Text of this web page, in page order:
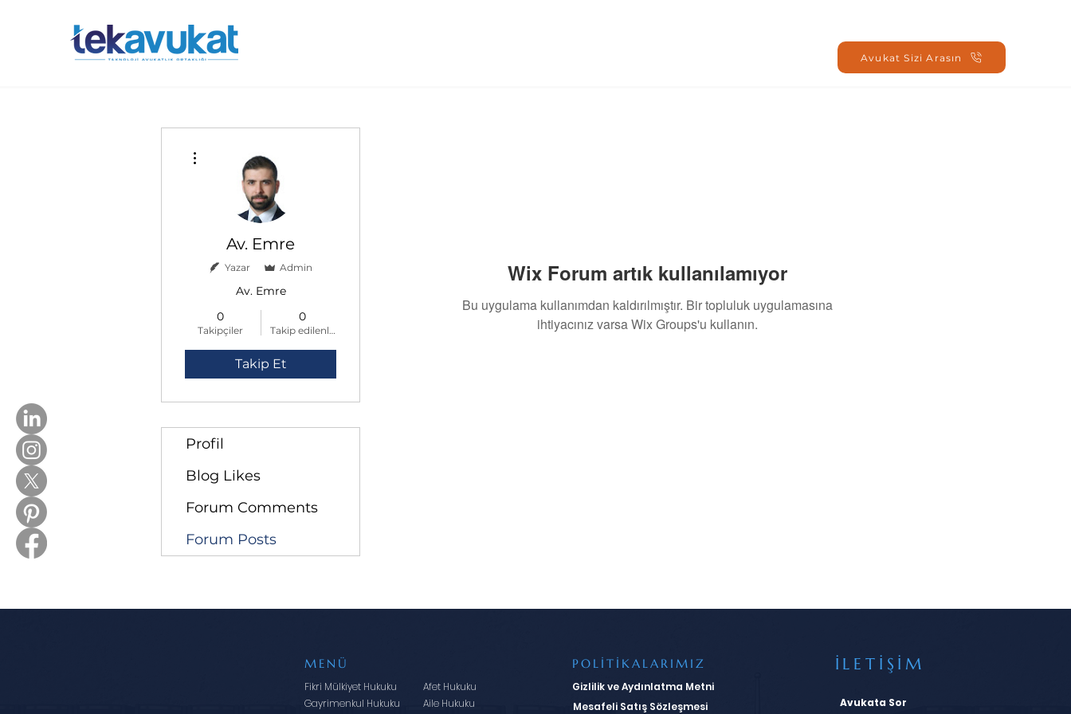
Avukat Sizi Arasın
Wix Forum artık kullanılamıyor
Bu uygulama kullanımdan kaldırılmıştır. Bir topluluk uygulamasına
ihtiyacınız varsa Wix Groups'u kullanın.
Av. Emre
Yazar Admin
Av. Emre
0
Takipçiler
0
Takip edilenler
Takip Et
Profil
Blog Likes
Forum Comments
Forum Posts
MENÜ
Fikri Mülkiyet Hukuku
Gayrimenkul Hukuku
Afet Hukuku
Aile Hukuku
POLİTİKALARIMIZ
Gizlilik ve Aydınlatma Metni
Mesafeli Satış Sözleşmesi
İLETİŞİM
Avukata Sor